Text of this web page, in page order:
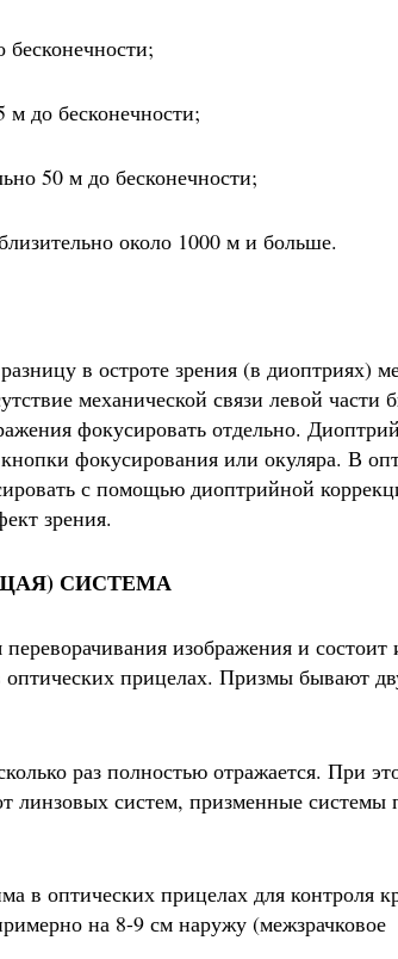
м до бесконечности;
50 м до бесконечности;
около 1000 м и больше.
в остроте зрения (в диоптриях)
механической связи левой части
фокусировать отдельно.
фокусирования или окуляра. В
с помощью диоптрийной
зрения.
СИСТЕМА
изображения и состоит
прицелах. Призмы бывают
раз полностью отражается. При
линзовых систем, призменные системы
в оптических прицелах для контроля
на 8-9 см наружу (межзрачковое